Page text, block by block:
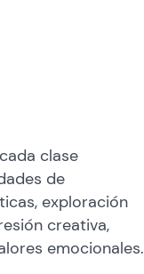
clase
de
exploración
creativa,
emocionales.